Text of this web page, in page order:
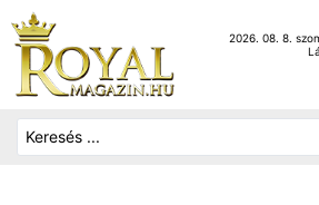
2026. 08. 8.